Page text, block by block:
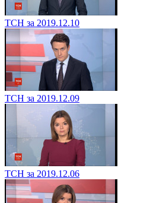
ТСН за 2019.12.10
ТСН за 2019.12.09
ТСН за 2019.12.06